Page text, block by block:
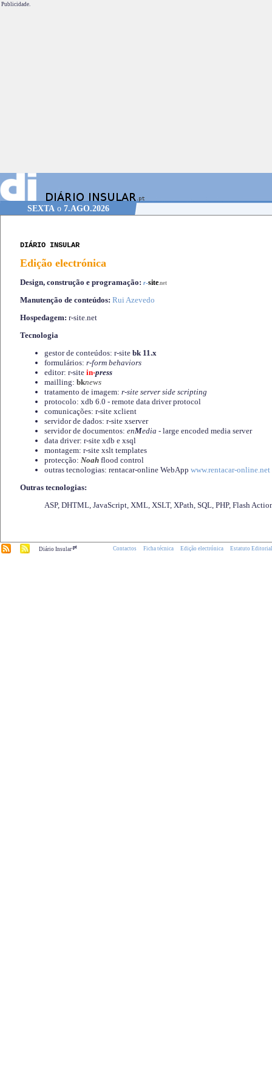
Publicidade.
SEXTA o 7.AGO.2026
DIÁRIO INSULAR
Edição electrónica
Design, construção e programação: r-site.net
Manutenção de conteúdos: Rui Azevedo
Hospedagem: r-site.net
Tecnologia
gestor de conteúdos: r-site bk 11.x
formulários: r-form behaviors
editor: r-site in-press
mailling: bknews
tratamento de imagem: r-site server side scripting
protocolo: xdb 6.0 - remote data driver protocol
comunicações: r-site xclient
servidor de dados: r-site xserver
servidor de documentos: enMedia - large encoded media server
data driver: r-site xdb e xsql
montagem: r-site xslt templates
protecção: Noah flood control
outras tecnologias: rentacar-online WebApp www.rentacar-online.net
Outras tecnologias:
ASP, DHTML, JavaScript, XML, XSLT, XPath, SQL, PHP, Flash
Diário Insular.pt Contactos Ficha técnica Edição electrónica Estatuto Editorial